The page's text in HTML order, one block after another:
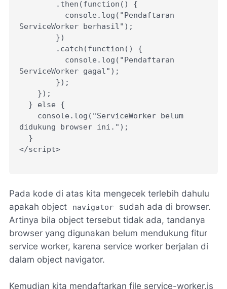
        .then(function() {
ServiceWorker berhasil");
        })
        .catch(function() {
ServiceWorker gagal");
        });
    });
  } else {
didukung browser ini.");
  }
</script>
Pada kode di atas kita mengecek terlebih dahulu
apakah object
navigator
sudah ada di browser.
Artinya bila object tersebut tidak ada, tandanya
browser yang digunakan belum mendukung fitur
service worker, karena service worker berjalan di
dalam object navigator.
Kemudian kita mendaftarkan file service-worker.js